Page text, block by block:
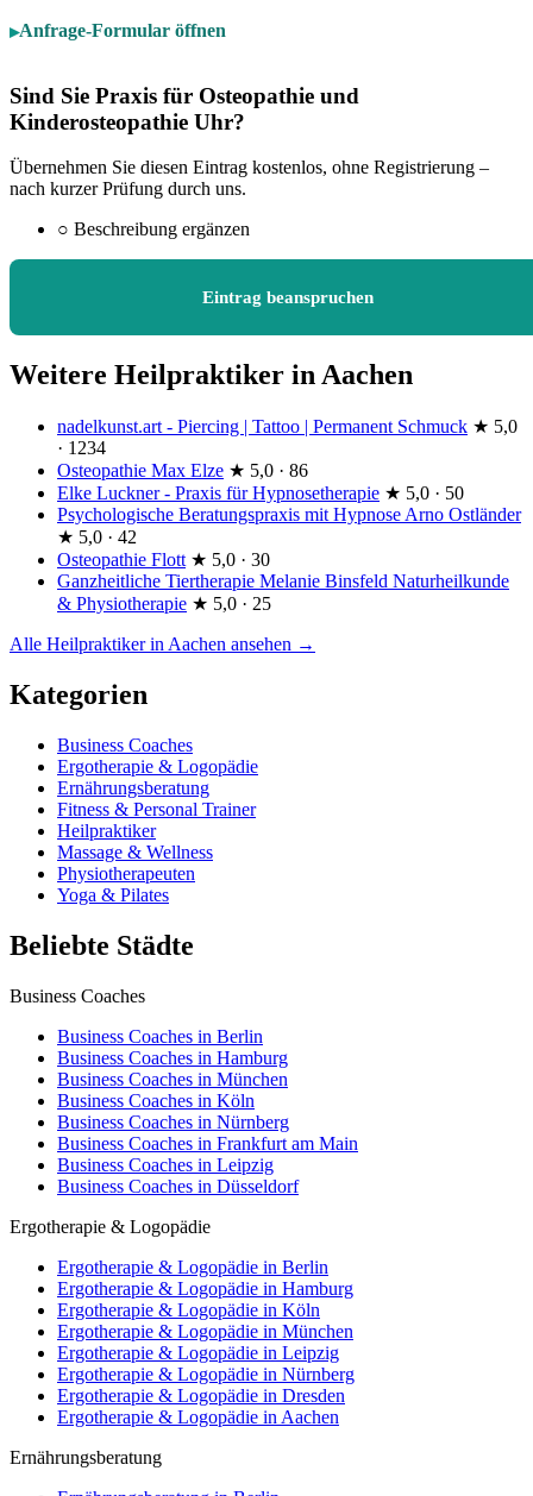
Anfrage-Formular öffnen
Sind Sie Praxis für Osteopathie und
Kinderosteopathie Uhr?
Übernehmen Sie diesen Eintrag kostenlos, ohne Registrierung –
nach kurzer Prüfung durch uns.
○ Beschreibung ergänzen
Eintrag beanspruchen
Weitere Heilpraktiker in Aachen
nadelkunst.art - Piercing | Tattoo | Permanent Schmuck ★ 5,0
· 1234
Osteopathie Max Elze ★ 5,0 · 86
Elke Luckner - Praxis für Hypnosetherapie ★ 5,0 · 50
Psychologische Beratungspraxis mit Hypnose Arno Ostländer
★ 5,0 · 42
Osteopathie Flott ★ 5,0 · 30
Ganzheitliche Tiertherapie Melanie Binsfeld Naturheilkunde
& Physiotherapie ★ 5,0 · 25
Alle Heilpraktiker in Aachen ansehen →
Kategorien
Business Coaches
Ergotherapie & Logopädie
Ernährungsberatung
Fitness & Personal Trainer
Heilpraktiker
Massage & Wellness
Physiotherapeuten
Yoga & Pilates
Beliebte Städte
Business Coaches
Business Coaches in Berlin
Business Coaches in Hamburg
Business Coaches in München
Business Coaches in Köln
Business Coaches in Nürnberg
Business Coaches in Frankfurt am Main
Business Coaches in Leipzig
Business Coaches in Düsseldorf
Ergotherapie & Logopädie
Ergotherapie & Logopädie in Berlin
Ergotherapie & Logopädie in Hamburg
Ergotherapie & Logopädie in Köln
Ergotherapie & Logopädie in München
Ergotherapie & Logopädie in Leipzig
Ergotherapie & Logopädie in Nürnberg
Ergotherapie & Logopädie in Dresden
Ergotherapie & Logopädie in Aachen
Ernährungsberatung